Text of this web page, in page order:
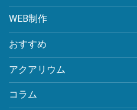
WEB制作
おすすめ
アクアリウム
コラム